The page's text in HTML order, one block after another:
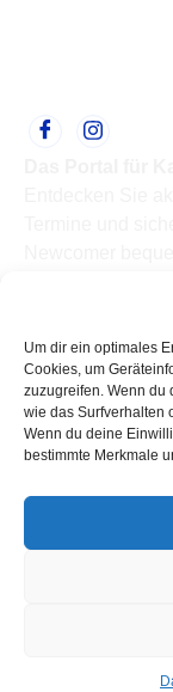
Um dir ein optimales
Cookies, um
zuzugreifen. Wenn du
wie das Surfverhalten
Wenn du deine
bestimmte Merkmale
Termine
Kabarettisten
Spielorte
Top Links
Kabarettisten in
Kontakt